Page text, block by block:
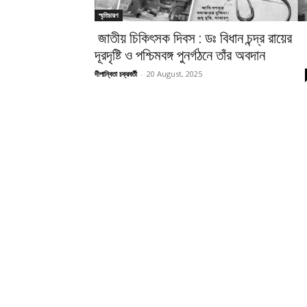
স্মৃতিচারণ
জাতীয় চিকিৎসক দিবস : ডঃ বিধান চন্দ্র রায়ের
দূরদৃষ্টি ও পশ্চিমবঙ্গ পুনর্গঠনে তাঁর অবদান
দীপান্বিতা চক্রবর্তী - 20 August, 2025